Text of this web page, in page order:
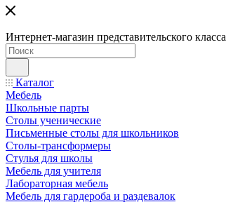
Интернет-магазин представительского класса
Каталог
Мебель
Школьные парты
Столы ученические
Письменные столы для школьников
Столы-трансформеры
Стулья для школы
Мебель для учителя
Лабораторная мебель
Мебель для гардероба и раздевалок